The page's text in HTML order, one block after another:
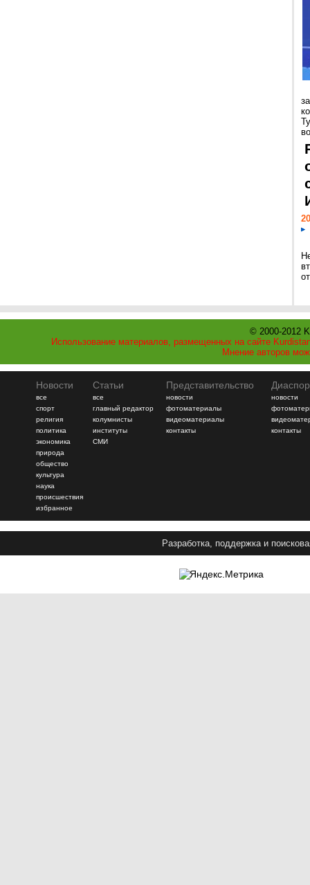
© 2000-2012
Использование материалов, размещенных на сайте
Мнение авторов
Новости
все
спорт
религия
политика
экономика
природа
общество
культура
наука
происшествия
избранное
Статьи
все
главный редактор
колумнисты
институты
СМИ
Представительство
новости
фотоматериалы
видеоматериалы
контакты
новости
контакты
Разработка, поддержка и